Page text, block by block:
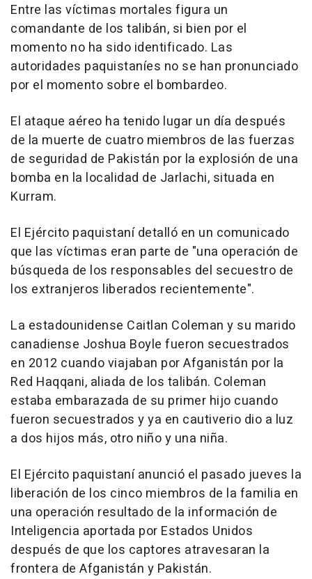
Entre las víctimas mortales figura un
comandante de los talibán, si bien por el
momento no ha sido identificado. Las
autoridades paquistaníes no se han pronunciado
por el momento sobre el bombardeo.
El ataque aéreo ha tenido lugar un día después
de la muerte de cuatro miembros de las fuerzas
de seguridad de Pakistán por la explosión de una
bomba en la localidad de Jarlachi, situada en
Kurram.
El Ejército paquistaní detalló en un comunicado
que las víctimas eran parte de "una operación de
búsqueda de los responsables del secuestro de
los extranjeros liberados recientemente".
La estadounidense Caitlan Coleman y su marido
canadiense Joshua Boyle fueron secuestrados
en 2012 cuando viajaban por Afganistán por la
Red Haqqani, aliada de los talibán. Coleman
estaba embarazada de su primer hijo cuando
fueron secuestrados y ya en cautiverio dio a luz
a dos hijos más, otro niño y una niña.
El Ejército paquistaní anunció el pasado jueves la
liberación de los cinco miembros de la familia en
una operación resultado de la información de
Inteligencia aportada por Estados Unidos
después de que los captores atravesaran la
frontera de Afganistán y Pakistán.